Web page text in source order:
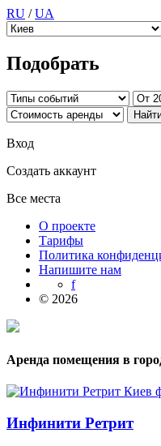
RU /UA
Подобрать
Вход
Создать аккаунт
Все места
О проекте
Тарифы
Политика
Напишите нам
f
© 2026
Аренда помещения в
Инфинити Ретрит